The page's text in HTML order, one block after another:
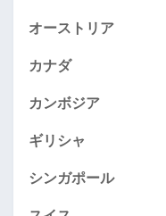
オーストリア
カナダ
カンボジア
ギリシャ
シンガポール